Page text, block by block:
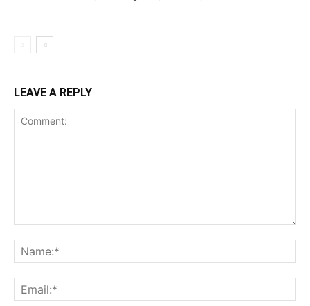
LEAVE A REPLY